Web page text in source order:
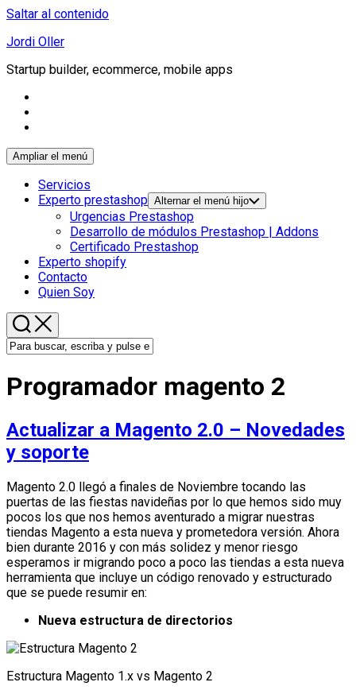
Saltar al contenido
Jordi Oller
Startup builder, ecommerce, mobile apps
Ampliar el menú
Servicios
Experto prestashop Alternar el menú hijo
Urgencias Prestashop
Desarrollo de módulos Prestashop | Addons
Certificado Prestashop
Experto shopify
Contacto
Quien Soy
Programador magento 2
Actualizar a Magento 2.0 – Novedades
y soporte
Magento 2.0 llegó a finales de Noviembre tocando las
puertas de las fiestas navideñas por lo que hemos sido muy
pocos los que nos hemos aventurado a migrar nuestras
tiendas Magento a esta nueva y prometedora versión. Ahora
bien durante 2016 y con más solidez y menor riesgo
esperamos ir migrando poco a poco las tiendas a esta nueva
herramienta que incluye un código renovado y estructurado
que se puede resumir en:
Nueva estructura de directorios
Estructura Magento 1.x vs Magento 2